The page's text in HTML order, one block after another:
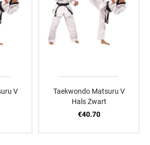
V
Taekwondo Matsuru V
Hals Zwart
€40.70